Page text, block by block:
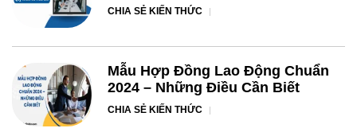
CHIA SẺ KIẾN THỨC
Mẫu Hợp Đồng Lao Động Chuẩn
2024 – Những Điều Cần Biết
CHIA SẺ KIẾN THỨC